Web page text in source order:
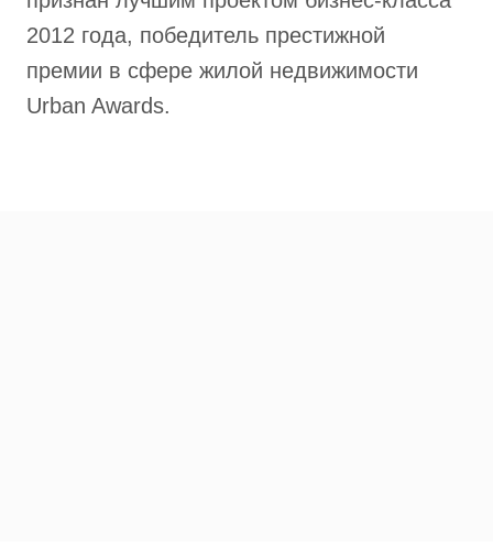
2012 года, победитель престижной
премии в сфере жилой недвижимости
Urban Awards.